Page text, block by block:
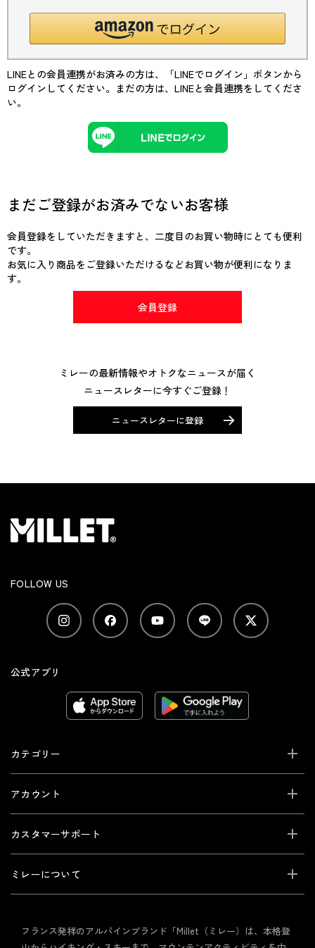
LINEとの会員連携がお済みの方は、「LINEでログイン」ボタンから
ログインしてください。まだの方は、 LINEと会員連携をしてくださ
い。
まだご登録がお済みでないお客様
会員登録をしていただきますと、二度目のお買い物時にとても便利
です。
お気に入り商品をご登録いただけるなどお買い物が便利になりま
す。
会員登録
ミレーの最新情報やオトクなニュースが届く
ニュースレターに今すぐご登録！
ニュースレターに登録
FOLLOW US
公式アプリ
カテゴリー
アカウント
カスタマーサポート
ミレーについて
フランス発祥のアルパインブランド「Millet（ミレー）は、本格登